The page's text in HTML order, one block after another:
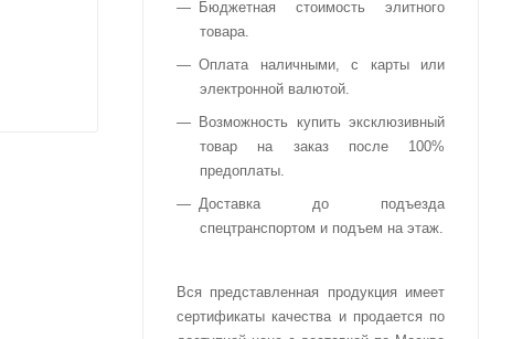
Бюджетная стоимость элитного
товара.
Оплата наличными, с карты или
электронной валютой.
Возможность купить эксклюзивный
товар на заказ после 100%
предоплаты.
Доставка до подъезда
спецтранспортом и подъем на этаж.
Вся представленная продукция имеет
сертификаты качества и продается по